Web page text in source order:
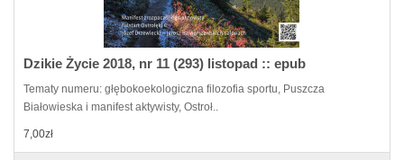
Dzikie Życie 2018, nr 11 (293) listopad :: epub
Tematy numeru: głębokoekologiczna filozofia sportu, Puszcza
Białowieska i manifest aktywisty, Ostroł..
7,00zł